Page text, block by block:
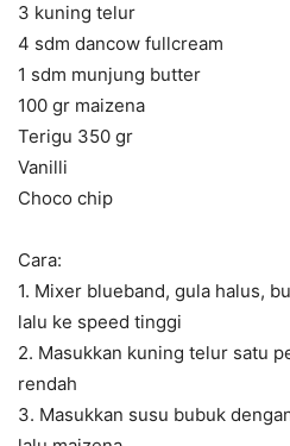
3 kuning telur
4 sdm dancow fullcream
1 sdm munjung butter
100 gr maizena
Terigu 350 gr
Vanilli
Choco chip
Cara:
1. Mixer blueband, gula halus,
lalu ke speed tinggi
2. Masukkan kuning telur satu
rendah
3. Masukkan susu bubuk